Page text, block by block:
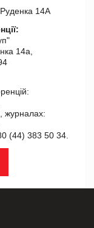
14А
14а,
журналах:
(44) 383 50 34.